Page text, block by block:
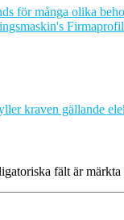
för många olika
Firmaprofil
kraven gällande
fält är märkta